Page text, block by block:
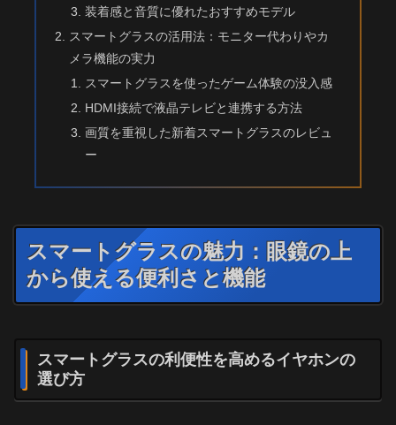
装着感と音質に優れたおすすめモデル
スマートグラスの活用法：モニター代わりやカ
メラ機能の実力
スマートグラスを使ったゲーム体験の没入感
HDMI接続で液晶テレビと連携する方法
画質を重視した新着スマートグラスのレビュ
ー
スマートグラスの魅力：眼鏡の上
から使える便利さと機能
スマートグラスの利便性を高めるイヤホンの
選び方